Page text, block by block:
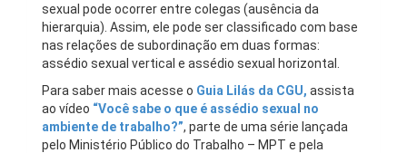
sexual pode ocorrer entre colegas (ausência da
hierarquia). Assim, ele pode ser classificado com base
nas relações de subordinação em duas formas:
assédio sexual vertical e assédio sexual horizontal.
Para saber mais acesse o Guia Lilás da CGU, assista
ao vídeo “Você sabe o que é assédio sexual no
ambiente de trabalho?”, parte de uma série lançada
pelo Ministério Público do Trabalho – MPT e pela